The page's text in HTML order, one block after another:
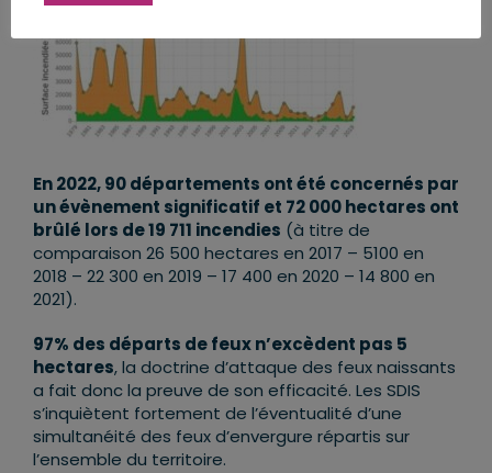
En 2022, 90 départements ont été concernés par
un évènement significatif et 72 000 hectares ont
brûlé lors de 19 711 incendies (à titre de
comparaison 26 500 hectares en 2017 – 5100 en
2018 – 22 300 en 2019 – 17 400 en 2020 – 14 800 en
2021).
97% des départs de feux n’excèdent pas 5
hectares, la doctrine d’attaque des feux naissants
a fait donc la preuve de son efficacité. Les SDIS
s’inquiètent fortement de l’éventualité d’une
simultanéité des feux d’envergure répartis sur
l’ensemble du territoire.